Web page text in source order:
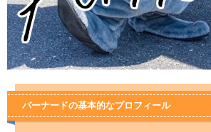
バーナードの基本的なプロフィール